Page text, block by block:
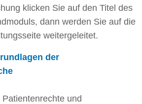
klicken Sie auf den Titel des
dann werden Sie auf die
weitergeleitet.
der
und